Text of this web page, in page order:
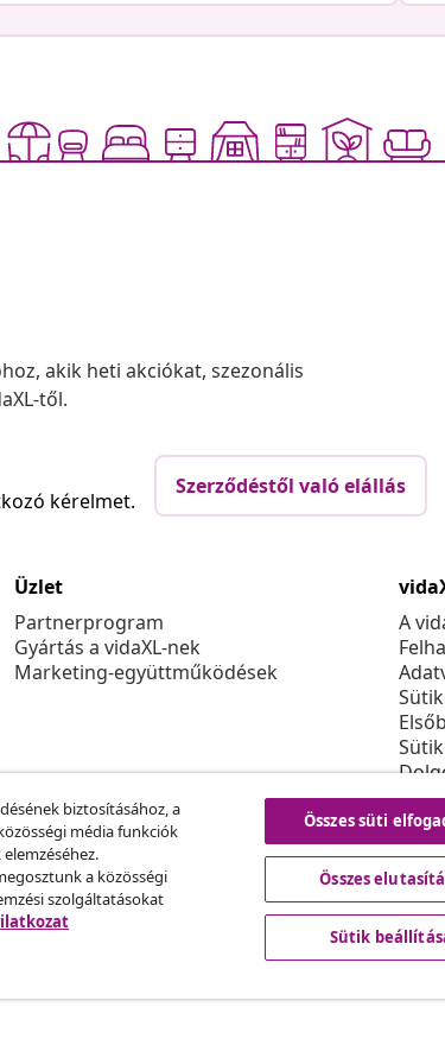
akik heti akciókat, szezonális
től.
kérelmet.
Szerződéstől való elállás
Üzlet
Partnerprogram
Gyártás a vidaXL-nek
Marketing-együttműködések
A
EU
biztosításához, a
média funkciók
a közösségi
szolgáltatásokat
Összes süti
Összes
Sütik